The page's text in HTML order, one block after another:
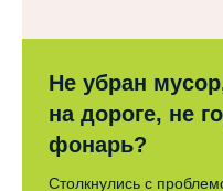
Не убран
на дороге, не
фонарь?
Столкнулись с